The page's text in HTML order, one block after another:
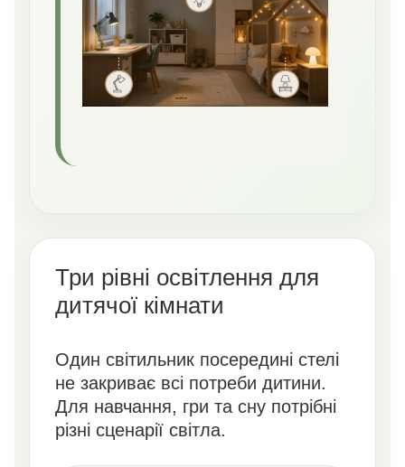
Три рівні освітлення для
дитячої кімнати
Один світильник посередині стелі
не закриває всі потреби дитини.
Для навчання, гри та сну потрібні
різні сценарії світла.